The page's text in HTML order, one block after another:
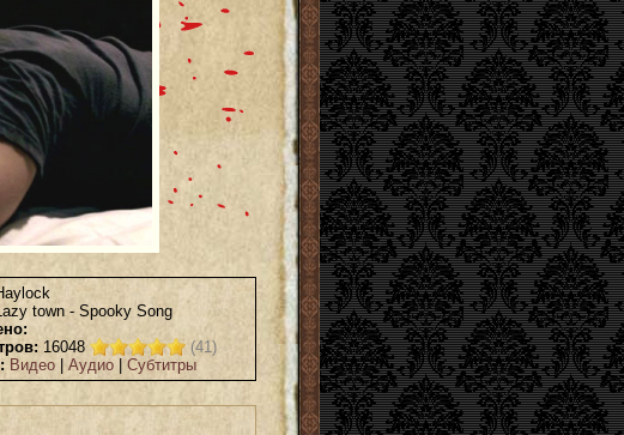
town - Spooky Song
16048
(41)
Видео Аудио Субтитры